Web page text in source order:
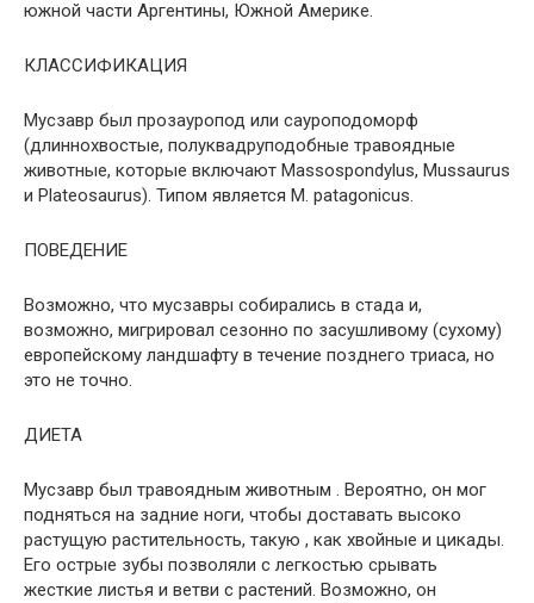
южной части Аргентины, Южной Америке.
КЛАССИФИКАЦИЯ
Мусзавр был прозауропод или сауроподоморф
(длиннохвостые, полуквадруподобные травоядные
животные, которые включают Massospondylus, Mussaurus
и Plateosaurus). Типом является M. patagonicus.
ПОВЕДЕНИЕ
Возможно, что мусзавры собирались в стада и,
возможно, мигрировал сезонно по засушливому (сухому)
европейскому ландшафту в течение позднего триаса, но
это не точно.
ДИЕТА
Мусзавр был травоядным животным . Вероятно, он мог
подняться на задние ноги, чтобы доставать высоко
растущую растительность, такую , как хвойные и цикады.
Его острые зубы позволяли с легкостью срывать
жесткие листья и ветви с растений. Возможно, он